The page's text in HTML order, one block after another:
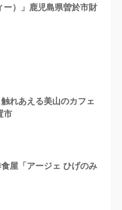
ー）」鹿児島県曽於市財
れあえる美山のカフェ
市
屋「アージェ ひげのみ